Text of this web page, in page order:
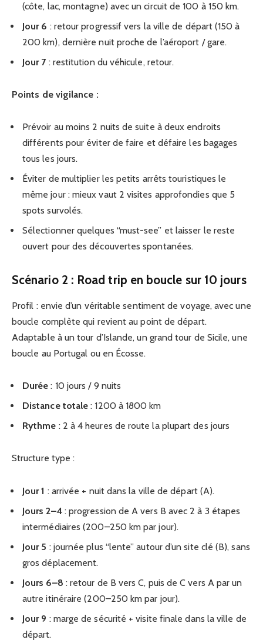
(côte, lac, montagne) avec un circuit de 100 à 150 km.
Jour 6 : retour progressif vers la ville de départ (150 à
200 km), dernière nuit proche de l’aéroport / gare.
Jour 7: restitution du véhicule, retour.
Points de vigilance :
Prévoir au moins 2 nuits de suite à deux endroits
différents pour éviter de faire et défaire les bagages
tous les jours.
Éviter de multiplier les petits arrêts touristiques le
même jour : mieux vaut 2 visites approfondies que 5
spots survolés.
Sélectionner quelques “must-see” et laisser le reste
ouvert pour des découvertes spontanées.
Scénario 2 : Road trip en boucle sur 10 jours
Profil : envie d’un véritable sentiment de voyage, avec une
boucle complète qui revient au point de départ.
Adaptable à un tour d’Islande, un grand tour de Sicile, une
boucle au Portugal ou en Écosse.
Durée : 10 jours / 9 nuits
Distance totale : 1200 à 1800 km
Rythme : 2 à 4 heures de route la plupart des jours
Structure type :
Jour 1 : arrivée + nuit dans la ville de départ (A).
Jours 2–4: progression de A vers B avec 2 à 3 étapes
intermédiaires (200–250 km par jour).
Jour 5 : journée plus “lente” autour d’un site clé (B), sans
gros déplacement.
Jours 6–8 : retour de B vers C, puis de C vers A par un
autre itinéraire (200–250 km par jour).
Jour 9 : marge de sécurité + visite finale dans la ville de
départ.